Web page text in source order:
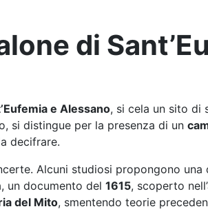
di
e Alessano, si cela un sito di
si distingue per la presenza di un
decifrare.
Alcuni studiosi propongono una
un documento del 1615, scoperto
del Mito, smentendo teorie